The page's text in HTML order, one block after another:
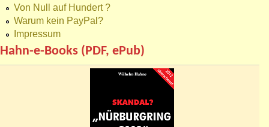
Von Null auf Hundert ?
Warum kein PayPal?
Impressum
Hahn-e-Books (PDF, ePub)